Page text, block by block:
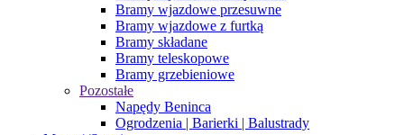
Bramy wjazdowe przesuwne
Bramy wjazdowe z furtką
Bramy składane
Bramy teleskopowe
Bramy grzebieniowe
Pozostałe
Napędy Beninca
Ogrodzenia | Barierki | Balustrady